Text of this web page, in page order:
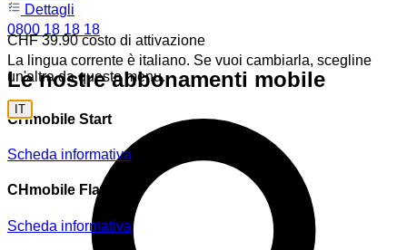
0800 18 18 18
La lingua corrente è italiano. Se vuoi cambiarla, scegline
un'altra da questo menu.
IT
Dettagli
CHF 39.90 costo di attivazione
Le nostre abbonamenti mobile
CHmobile Start
Scheda informativa
CHmobile Flat
Scheda informativa